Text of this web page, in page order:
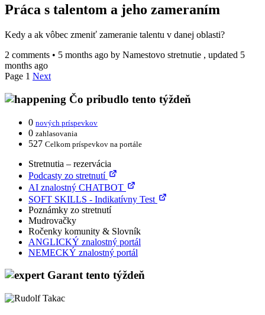
Práca s talentom a jeho zameraním
Kedy a ak vôbec zmeniť zameranie talentu v danej oblasti?
2 comments • 5 months ago by Namestovo stretnutie , updated 5
months ago
Page 1 Next
Čo pribudlo tento týždeň
0 nových príspevkov
0 zahlasovania
527 Celkom príspevkov na portále
Stretnutia – rezervácia
Podcasty zo stretnutí
AI znalostný CHATBOT
SOFT SKILLS - Indikatívny Test
Poznámky zo stretnutí
Mudrovačky
Ročenky komunity & Slovník
ANGLICKÝ znalostný portál
NEMECKÝ znalostný portál
Garant tento týždeň